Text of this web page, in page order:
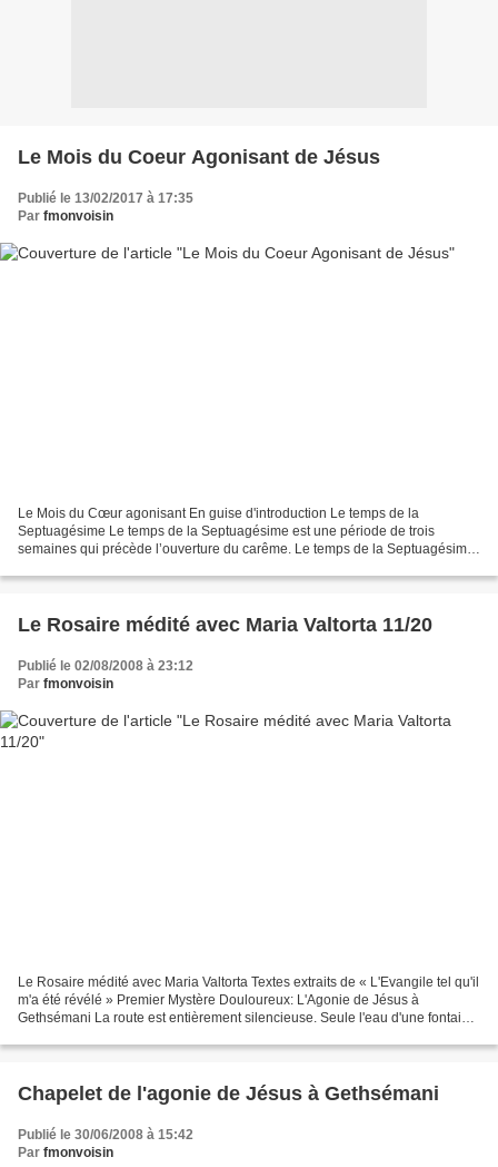
Le Mois du Coeur Agonisant de Jésus
Publié le 13/02/2017 à 17:35
Par fmonvoisin
Le Mois du Cœur agonisant En guise d'introduction Le temps de la
Septuagésime Le temps de la Septuagésime est une période de trois
semaines qui précède l’ouverture du carême. Le temps de la Septuagésime
Le Rosaire médité avec Maria Valtorta 11/20
Publié le 02/08/2008 à 23:12
Par fmonvoisin
Le Rosaire médité avec Maria Valtorta Textes extraits de « L'Evangile tel qu'il
m'a été révélé » Premier Mystère Douloureux: L'Agonie de Jésus à
Gethsémani La route est entièrement silencieuse. Seule l'eau d'une fontaine
Chapelet de l'agonie de Jésus à Gethsémani
Publié le 30/06/2008 à 15:42
Par fmonvoisin